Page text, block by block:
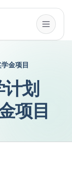
金项目
划
项目